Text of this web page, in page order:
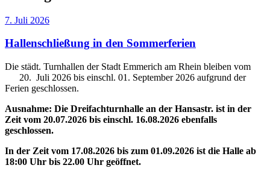
Veröffentlicht
7. Juli 2026
Hallenschließung in den Sommerferien
Die städt. Turnhallen der Stadt Emmerich am Rhein bleiben vom
20. Juli 2026 bis einschl. 01. September 2026 aufgrund der
Ferien geschlossen.
Ausnahme: Die Dreifachturnhalle an der Hansastr. ist in der
Zeit vom 20.07.2026 bis einschl. 16.08.2026 ebenfalls
geschlossen.
In der Zeit vom 17.08.2026 bis zum 01.09.2026 ist die Halle ab
18:00 Uhr bis 22.00 Uhr geöffnet.